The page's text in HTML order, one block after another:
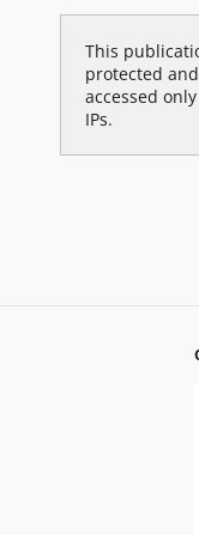
This
protected
accessed
IPs.